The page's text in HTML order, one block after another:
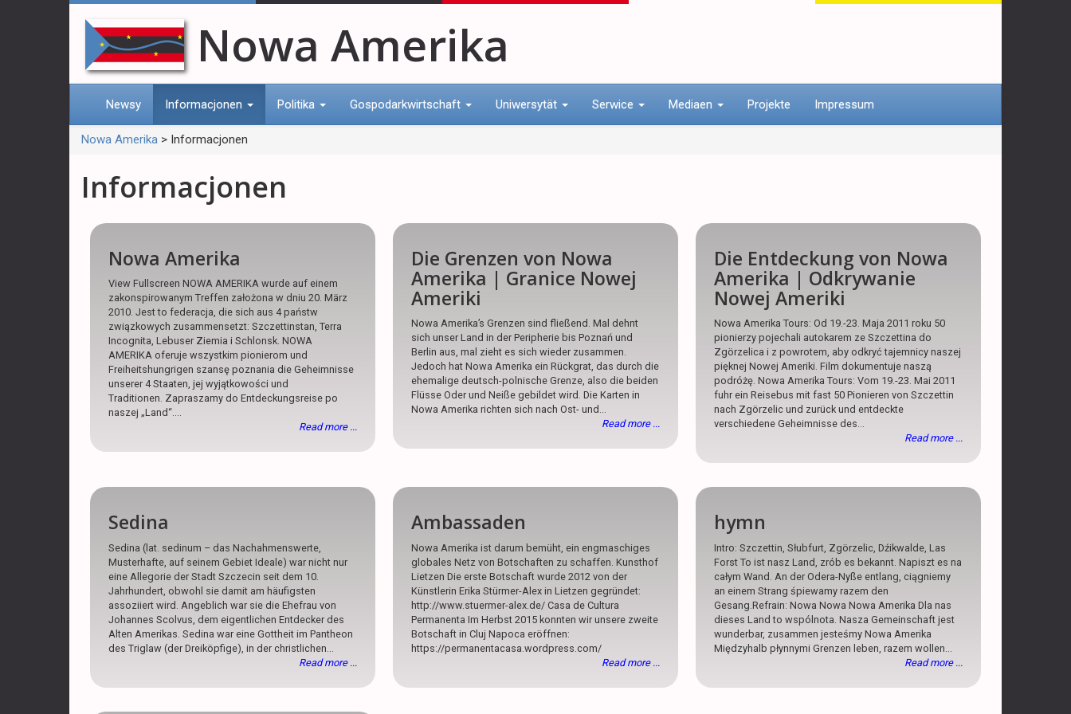
Nowa Amerika
Newsy Informacjonen Politika Gospodarkwirtschaft Uniwersytät Serwice Mediaen Projekte Impressum
Nowa Amerika > Informacjonen
Informacjonen
Nowa Amerika
View Fullscreen NOWA AMERIKA wurde auf einem
zakonspirowanym Treffen założona w dniu 20. März
2010. Jest to federacja, die sich aus 4 państw
związkowych zusammensetzt: Szczettinstan, Terra
Incognita, Lebuser Ziemia i Schlonsk. NOWA
AMERIKA oferuje wszystkim pionierom und
Freiheitshungrigen szansę poznania die Geheimnisse
unserer 4 Staaten, jej wyjątkowości und
Traditionen. Zapraszamy do Entdeckungsreise po
naszej „Land“....
Read more ...
Die Grenzen von Nowa
Amerika | Granice Nowej
Ameriki
Nowa Amerika’s Grenzen sind fließend. Mal dehnt
sich unser Land in der Peripherie bis Poznań und
Berlin aus, mal zieht es sich wieder zusammen.
Jedoch hat Nowa Amerika ein Rückgrat, das durch die
ehemalige deutsch-polnische Grenze, also die beiden
Flüsse Oder und Neiße gebildet wird. Die Karten in
Nowa Amerika richten sich nach Ost- und...
Read more ...
Die Entdeckung von Nowa
Amerika | Odkrywanie
Nowej Ameriki
Nowa Amerika Tours: Od 19.-23. Maja 2011 roku 50
pionierzy pojechali autokarem ze Szczettina do
Zgörzelica i z powrotem, aby odkryć tajemnicy naszej
pięknej Nowej Ameriki. Film dokumentuje naszą
podróżę. Nowa Amerika Tours: Vom 19.-23. Mai 2011
fuhr ein Reisebus mit fast 50 Pionieren von Szczettin
nach Zgörzelic und zurück und entdeckte
verschiedene Geheimnisse des...
Read more ...
Sedina
Sedina (lat. sedinum – das Nachahmenswerte,
Musterhafte, auf seinem Gebiet Ideale) war nicht nur
eine Allegorie der Stadt Szczecin seit dem 10.
Jahrhundert, obwohl sie damit am häufigsten
assoziiert wird. Angeblich war sie die Ehefrau von
Johannes Scolvus, dem eigentlichen Entdecker des
Alten Amerikas. Sedina war eine Gottheit im Pantheon
des Triglaw (der Dreiköpfige), in der christlichen...
Read more ...
Ambassaden
Nowa Amerika ist darum bemüht, ein engmaschiges
globales Netz von Botschaften zu schaffen. Kunsthof
Lietzen Die erste Botschaft wurde 2012 von der
Künstlerin Erika Stürmer-Alex in Lietzen gegründet:
http://www.stuermer-alex.de/ Casa de Cultura
Permanenta Im Herbst 2015 konnten wir unsere zweite
Botschaft in Cluj Napoca eröffnen:
https://permanentacasa.wordpress.com/
Read more ...
hymn
Intro: Szczettin, Słubfurt, Zgörzelic, Dźikwalde, Las
Forst To ist nasz Land, zrób es bekannt. Napiszt es na
całym Wand. An der Odera-Nyße entlang, ciągniemy
an einem Strang śpiewamy razem den
Gesang.Refrain: Nowa Nowa Nowa Amerika Dla nas
dieses Land to wspólnota. Nasza Gemeinschaft jest
wunderbar, zusammen jesteśmy Nowa Amerika
Międzyhalb płynnymi Grenzen leben, razem wollen...
Read more ...